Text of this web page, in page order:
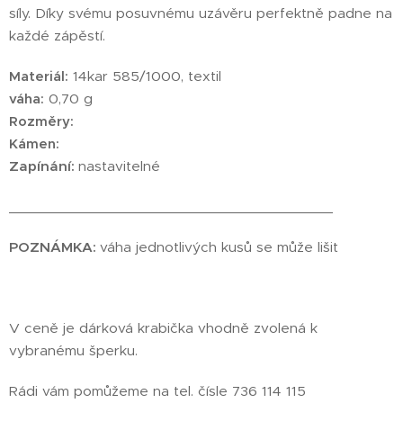
síly. Díky svému posuvnému uzávěru perfektně padne na
každé zápěstí.
Materiál: 14kar 585/1000, textil
váha: 0,70 g
Rozměry:
Kámen:
Zapínání: nastavitelné
POZNÁMKA: váha jednotlivých kusů se může lišit
V ceně je dárková krabička vhodně zvolená k
vybranému šperku.
Rádi vám pomůžeme na tel. čísle 736 114 115